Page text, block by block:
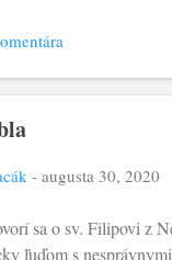
správaním. Na
účinkovania, im
jeho sila, a to
"Duch Pána je
Prorok i Ježiš
prisľúbenia
- augusta 30, 2020
sa o sv. Filipovi z
ľuďom s